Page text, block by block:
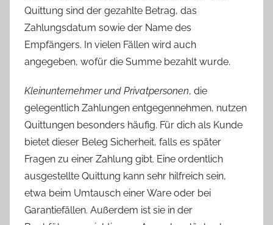
Quittung sind der gezahlte Betrag, das
Zahlungsdatum sowie der Name des
Empfängers. In vielen Fällen wird auch
angegeben, wofür die Summe bezahlt wurde.
Kleinunternehmer und Privatpersonen, die
gelegentlich Zahlungen entgegennehmen, nutzen
Quittungen besonders häufig. Für dich als Kunde
bietet dieser Beleg Sicherheit, falls es später
Fragen zu einer Zahlung gibt. Eine ordentlich
ausgestellte Quittung kann sehr hilfreich sein,
etwa beim Umtausch einer Ware oder bei
Garantiefällen. Außerdem ist sie in der